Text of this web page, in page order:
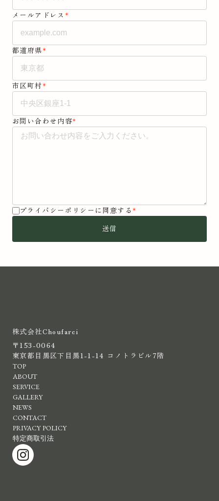
メールアドレス *
都道府県*
市区町村*
お問い合わせ内容*
プライバシーポリシーに同意する *
送信
株式会社Choufarci
〒153-0064
東京都目黒区下目黒1-1-14 コノトラビル7階
TOP
ABOUT
SERVICE
GALLERY
NEWS
CONTACT
PRIVACY POLICY
特定商取引法